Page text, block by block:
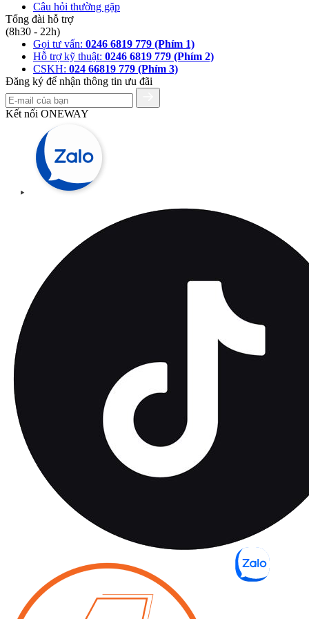
Câu hỏi thường gặp
Tổng đài hỗ trợ
(8h30 - 22h)
Gọi tư vấn: 0246 6819 779 (Phím 1)
Hỗ trợ kỹ thuật: 0246 6819 779 (Phím 2)
CSKH: 024 66819 779 (Phím 3)
Đăng ký để nhận thông tin ưu đãi
Kết nối ONEWAY